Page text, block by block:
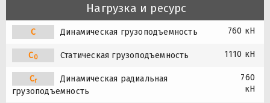
Нагрузка и ресурс
C Динамическая грузоподъемность 760 кН
C0 Статическая грузоподъемность 1110 кН
Cr
Динамическая радиальная
грузоподъемность
760
кН